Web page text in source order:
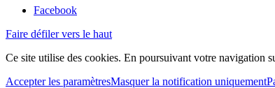
Facebook
Faire défiler vers le haut
Ce site utilise des cookies. En poursuivant votre navigation
Accepter les paramètresMasquer la notification uniquement